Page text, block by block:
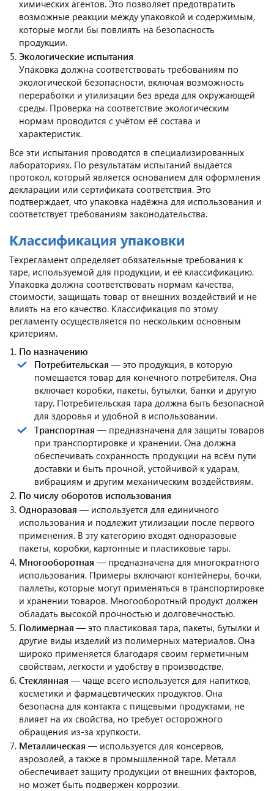
химических агентов. Это позволяет предотвратить
возможные реакции между упаковкой и содержимым,
которые могли бы повлиять на безопасность
продукции.
Экологические испытания
Упаковка должна соответствовать требованиям по
экологической безопасности, включая возможность
переработки и утилизации без вреда для окружающей
среды. Проверка на соответствие экологическим
нормам проводится с учётом её состава и
характеристик.
Все эти испытания проводятся в специализированных
лабораториях. По результатам испытаний выдается
протокол, который является основанием для оформления
декларации или сертификата соответствия. Это
подтверждает, что упаковка надёжна для использования и
соответствует требованиям законодательства.
Классификация упаковки
Техрегламент определяет обязательные требования к
таре, используемой для продукции, и её классификацию.
Упаковка должна соответствовать нормам качества,
стоимости, защищать товар от внешних воздействий и не
влиять на его качество. Классификация по этому
регламенту осуществляется по нескольким основным
критериям.
По назначению
Потребительская — это продукция, в которую
помещается товар для конечного потребителя. Она
включает коробки, пакеты, бутылки, банки и другую
тару. Потребительская тара должна быть безопасной
для здоровья и удобной в использовании.
Транспортная — предназначена для защиты товаров
при транспортировке и хранении. Она должна
обеспечивать сохранность продукции на всём пути
доставки и быть прочной, устойчивой к ударам,
вибрациям и другим механическим воздействиям.
По числу оборотов использования
Одноразовая — используется для единичного
использования и подлежит утилизации после первого
применения. В эту категорию входят одноразовые
пакеты, коробки, картонные и пластиковые тары.
Многооборотная — предназначена для многократного
использования. Примеры включают контейнеры, бочки,
паллеты, которые могут применяться в транспортировке
и хранении товаров. Многооборотный продукт должен
обладать высокой прочностью и долговечностью.
Полимерная — это пластиковая тара, пакеты, бутылки и
другие виды изделий из полимерных материалов. Она
широко применяется благодаря своим герметичным
свойствам, лёгкости и удобству в производстве.
Стеклянная — чаще всего используется для напитков,
косметики и фармацевтических продуктов. Она
безопасна для контакта с пищевыми продуктами, не
влияет на их свойства, но требует осторожного
обращения из-за хрупкости.
Металлическая — используется для консервов,
аэрозолей, а также в промышленной таре. Металл
обеспечивает защиту продукции от внешних факторов,
но может быть подвержен коррозии.